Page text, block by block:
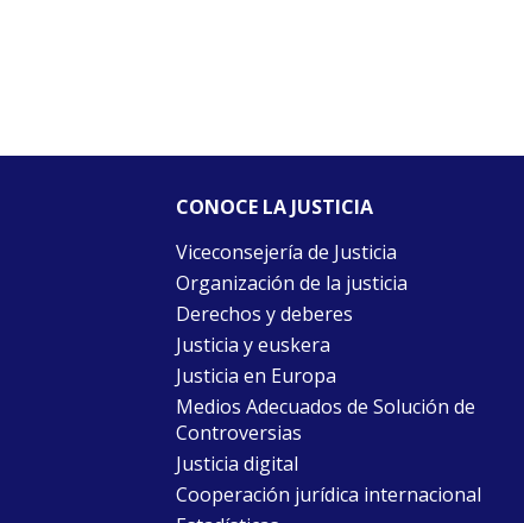
CONOCE LA JUSTICIA
Viceconsejería de Justicia
Organización de la justicia
Derechos y deberes
Justicia y euskera
Justicia en Europa
Medios Adecuados de Solución de
Controversias
Justicia digital
Cooperación jurídica internacional